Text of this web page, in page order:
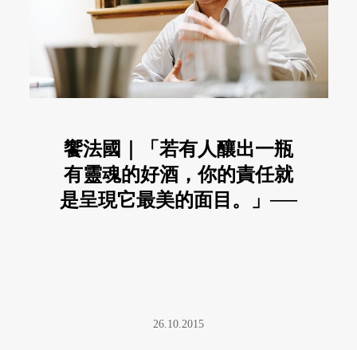
饗法國｜「若有人釀出一瓶
有靈魂的好酒，你的責任就
是呈現它最美的面目。」──
26.10.2015